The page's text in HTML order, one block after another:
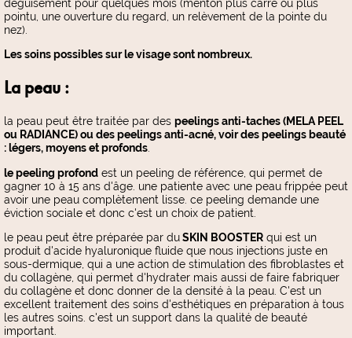
pointu, une ouverture du regard, un relèvement de la pointe du
nez).
Les soins possibles sur le visage sont nombreux.
La peau :
la peau peut être traitée par des peelings anti-taches (MELA PEEL
ou RADIANCE) ou des peelings anti-acné, voir des peelings beauté
: légers, moyens et profonds
le peeling profond est un peeling de référence, qui permet de
gagner 10 à 15 ans d'âge. une patiente avec une peau frippée peut
avoir une peau complètement lisse. ce peeling demande une
éviction sociale et donc c'est un choix de patient.
le peau peut être préparée par duSKIN BOOSTER qui est un
produit d'acide hyaluronique fluide que nous injections juste en
sous-dermique, qui a une action de stimulation des fibroblastes et
du collagène, qui permet d'hydrater mais aussi de faire fabriquer
du collagène et donc donner de la densité à la peau. C'est un
excellent traitement des soins d'esthétiques en préparation à tous
les autres soins. c'est un support dans la qualité de beauté
important.